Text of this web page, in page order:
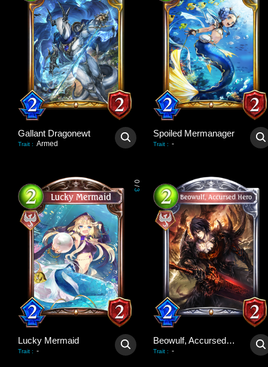
Gallant Dragonewt
Trait : Armed
Spoiled Mermanager
Trait : -
0
/
3
Lucky Mermaid
Trait : -
Beowulf, Accursed Hero
Trait : -